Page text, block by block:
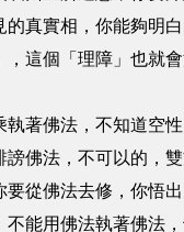
的真實相，你能夠明
，這個「理障」也就會
著佛法，不知道空性
謗佛法，不可以的，雙
要從佛法去修，你悟
不能用佛法執著佛法